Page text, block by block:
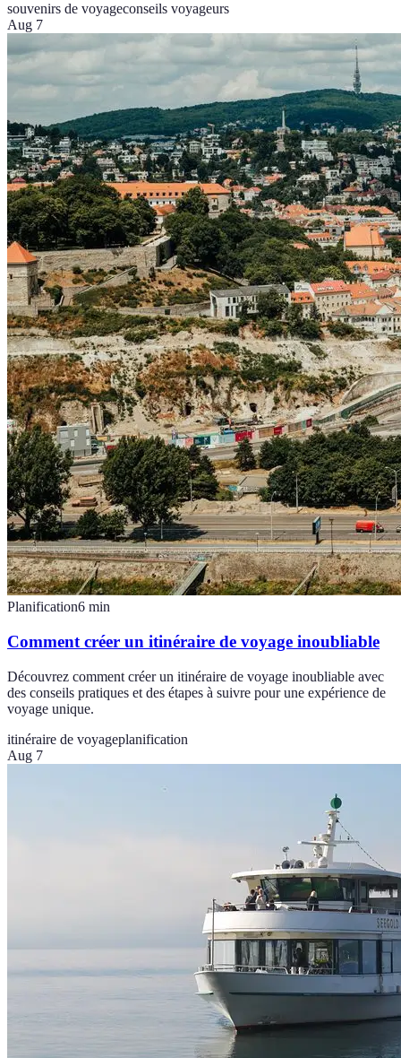
souvenirs de voyageconseils voyageurs
Aug 7
Planification6 min
Comment créer un itinéraire de voyage inoubliable
Découvrez comment créer un itinéraire de voyage inoubliable avec
des conseils pratiques et des étapes à suivre pour une expérience de
voyage unique.
itinéraire de voyageplanification
Aug 7